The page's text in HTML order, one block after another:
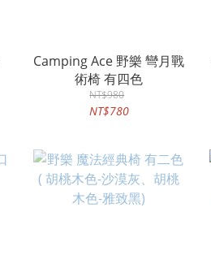
Camping Ace 野樂 彎月戰
術椅 有四色
NT$980
NT$780